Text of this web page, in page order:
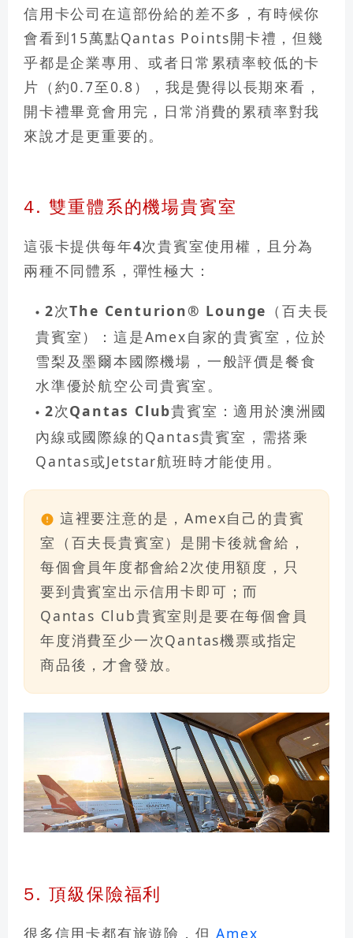
信用卡公司在這部份給的差不多，有時候你
會看到15萬點Qantas Points開卡禮，但幾
乎都是企業專用、或者日常累積率較低的卡
片（約0.7至0.8），我是覺得以長期來看，
開卡禮畢竟會用完， 日常消費的累積率對我
來說才是更重要的。
4. 雙重體系的機場貴賓室
這張卡提供每年4次貴賓室使用權，且分為
兩種不同體系，彈性極大：
2次The Centurion® Lounge（百夫長
貴賓室）： 這是Amex自家的貴賓室，位於
雪梨及墨爾本國際機場，一般評價是餐食
水準優於航空公司貴賓室。
2次Qantas Club貴賓室：適用於澳洲國
內線或國際線的Qantas貴賓室，需搭乘
Qantas或Jetstar航班時才能使用。
這裡要注意的是，Amex自己的貴賓
室（百夫長貴賓室）是開卡後就會給，
每個會員年度都會給2次使用額度，只
要到貴賓室出示信用卡即可；而
Qantas Club貴賓室則是要在每個會員
年度消費至少一次Qantas機票或指定
商品後，才會發放。
5. 頂級保險福利
很多信用卡都有旅遊險，但Amex